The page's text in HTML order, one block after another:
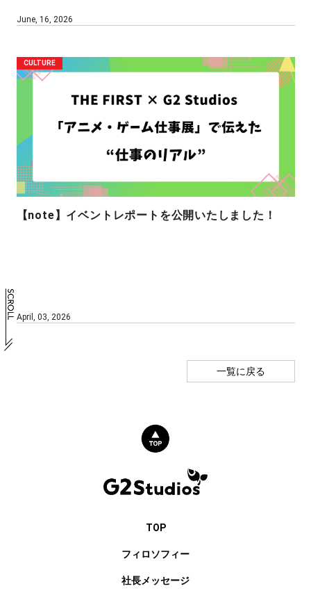
June, 16, 2026
CULTURE
【note】イベントレポートを公開いたしました！
April, 03, 2026
一覧に戻る
TOP
フィロソフィー
社長メッセージ